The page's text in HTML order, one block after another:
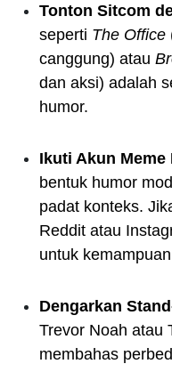
Tonton Sitcom
seperti The Office
canggung) atau
dan aksi) adalah
humor.
Ikuti Akun
bentuk humor
padat konteks.
Reddit atau
untuk
Dengarkan
Trevor Noah atau
membahas